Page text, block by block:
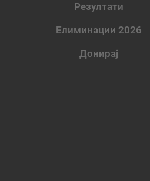
Резултати
Елиминации 2026
Донирај